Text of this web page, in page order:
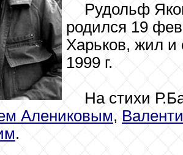
Рудольф
родился 19
Харьков, жил и
1999 г.
На стихи
Алениковым,
.